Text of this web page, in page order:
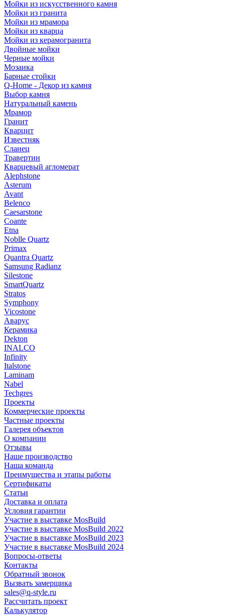
Мойки из искусственного камня
Мойки из гранита
Мойки из мрамора
Мойки из кварца
Мойки из керамогранита
Двойные мойки
Черные мойки
Мозаика
Барные стойки
Q-Home - Декор из камня
Выбор камня
Натуральный камень
Мрамор
Гранит
Кварцит
Известняк
Сланец
Травертин
Кварцевый агломерат
Alephstone
Asterum
Avant
Belenco
Caesarstone
Coante
Etna
Noblle Quartz
Primax
Quantra Quartz
Samsung Radianz
Silestone
SmartQuartz
Stratos
Symphony
Vicostone
Аварус
Керамика
Dekton
INALCO
Infinity
Italstone
Laminam
Nabel
Techgres
Проекты
Коммерческие проекты
Частные проекты
Галерея объектов
О компании
Отзывы
Наше производство
Наша команда
Преимущества и этапы работы
Сертификаты
Статьи
Доставка и оплата
Условия гарантии
Участие в выставке MosBuild
Участие в выставке MosBuild 2022
Участие в выставке MosBuild 2023
Участие в выставке MosBuild 2024
Вопросы-ответы
Контакты
Обратный звонок
Вызвать замерщика
sales@q-style.ru
Рассчитать проект
Калькулятор